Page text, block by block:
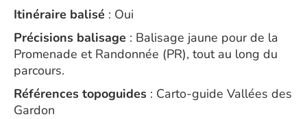
Itinéraire balisé : Oui
Précisions balisage : Balisage jaune pour de la
Promenade et Randonnée (PR), tout au long du
parcours.
Références topoguides : Carto-guide Vallées des
Gardon